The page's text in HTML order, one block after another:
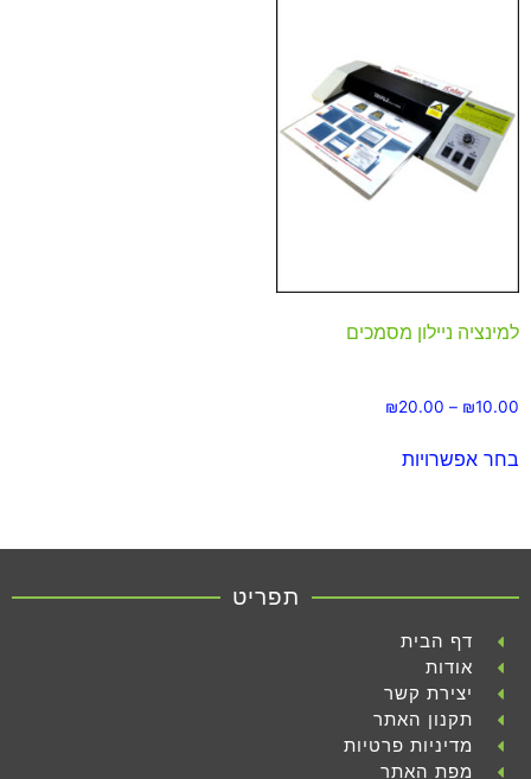
למינציה ניילון מסמכים
₪10.00
–
₪20.00
בחר אפשרויות
תפריט
דף הבית
אודות
יצירת קשר
תקנון האתר
מדיניות פרטיות
מפת האתר